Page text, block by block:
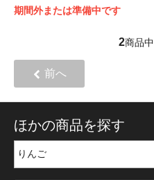
期間外または準備中です
2商品中
前へ
ほかの商品を探す